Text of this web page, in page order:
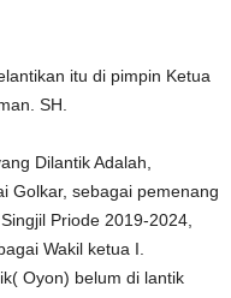
itu di pimpin Ketua
SH.
Dilantik Adalah,
Golkar, sebagai pemenang
Priode 2019-2024,
Wakil ketua I.
Oyon) belum di lantik